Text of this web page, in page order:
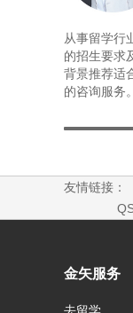
从事留学行
的招生要求
背景推荐适
的咨询服务
友情链接：
金矢服务